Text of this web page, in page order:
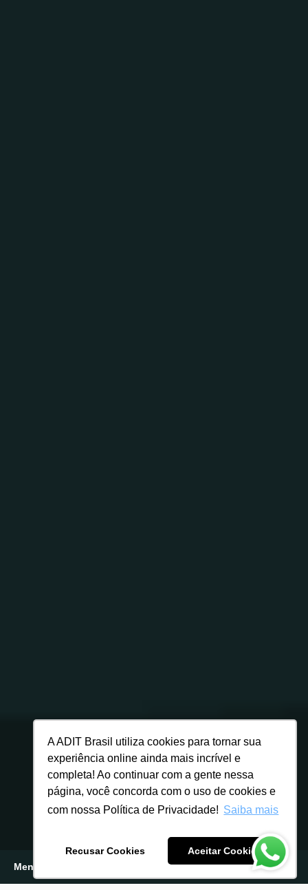
A ADIT Brasil utiliza cookies para tornar sua
experiência online ainda mais incrível e
completa! Ao continuar com a gente nessa
página, você concorda com o uso de cookies e
com nossa Política de Privacidade! Saiba mais
Recusar Cookies
Aceitar Cookies
Menu
Inscreva-se